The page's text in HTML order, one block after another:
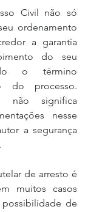
Civil não só
ordenamento
a garantia
do seu
o término
do processo.
não significa
nesse
a segurança
de arresto é
muitos casos
de